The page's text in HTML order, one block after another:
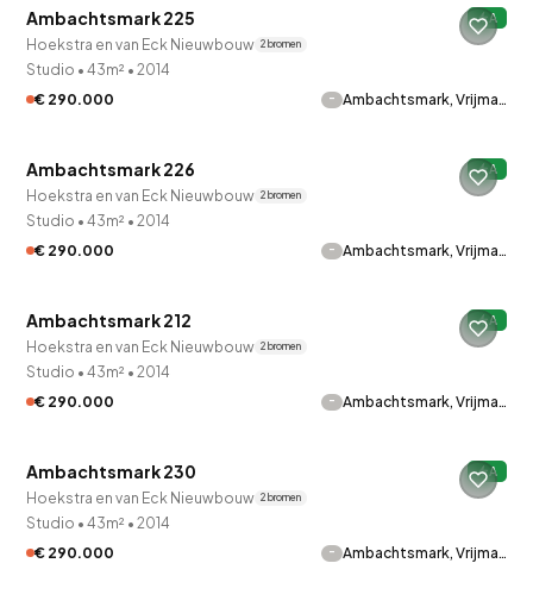
Onder optie
Ambachtsmark 225 A
Hoekstra en van Eck Nieuwbouw 2 bronnen
Studio • 43m² • 2014
€ 290.000
- Ambachtsmark, Vrijma…
Onder optie
QUICKLANE™
Ambachtsmark 226 A
Hoekstra en van Eck Nieuwbouw 2 bronnen
Studio • 43m² • 2014
€ 290.000
- Ambachtsmark, Vrijma…
Onder optie
QUICKLANE™
Ambachtsmark 212 A
Hoekstra en van Eck Nieuwbouw 2 bronnen
Studio • 43m² • 2014
€ 290.000
- Ambachtsmark, Vrijma…
Onder optie
QUICKLANE™
Ambachtsmark 230 A
Hoekstra en van Eck Nieuwbouw 2 bronnen
Studio • 43m² • 2014
€ 290.000
- Ambachtsmark, Vrijma…
QUICKLANE™